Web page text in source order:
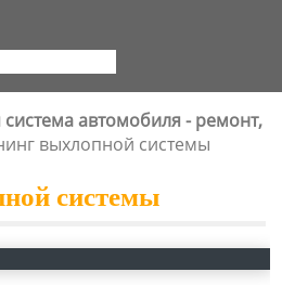
автомобиля - ремонт,
выхлопной системы
системы